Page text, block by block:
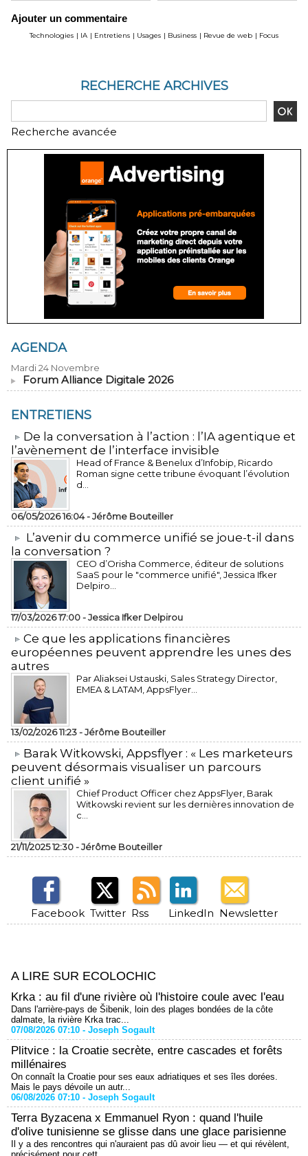
Ajouter un commentaire
Technologies | IA | Entretiens | Usages | Business | Revue de web | Focus
RECHERCHE ARCHIVES
Recherche avancée
AGENDA
Mardi 24 Novembre
Forum Alliance Digitale 2026
ENTRETIENS
​De la conversation à l’action : l’IA agentique et
l’avènement de l’interface invisible
Head of France & Benelux d’Infobip, Ricardo
Roman signe cette tribune évoquant l’évolution
d...
06/05/2026 16:04 -Jérôme Bouteiller
L’avenir du commerce unifié se joue-t-il dans
la conversation ?
CEO d’Orisha Commerce, éditeur de solutions
SaaS pour le "commerce unifié", Jessica Ifker
Delpiro...
17/03/2026 17:00 -Jessica Ifker Delpirou
​Ce que les applications financières
européennes peuvent apprendre les unes des
autres
Par Aliaksei Ustauski, Sales Strategy Director,
EMEA & LATAM, AppsFlyer...
13/02/2026 11:23 -Jérôme Bouteiller
​Barak Witkowski, Appsflyer : « Les marketeurs
peuvent désormais visualiser un parcours
client unifié »
Chief Product Officer chez AppsFlyer, ​Barak
Witkowski revient sur les dernières innovation de
c...
21/11/2025 12:30 -Jérôme Bouteiller
Facebook Twitter Rss LinkedIn Newsletter
A LIRE SUR ECOLOCHIC
Krka : au fil d'une rivière où l'histoire coule avec l'eau
Dans l'arrière-pays de Šibenik, loin des plages bondées de la côte
dalmate, la rivière Krka trac...
07/08/2026 07:10 - Joseph Sogault
Plitvice : la Croatie secrète, entre cascades et forêts
millénaires
On connaît la Croatie pour ses eaux adriatiques et ses îles dorées.
Mais le pays dévoile un autr...
06/08/2026 07:10 - Joseph Sogault
Terra Byzacena x Emmanuel Ryon : quand l'huile
d'olive tunisienne se glisse dans une glace parisienne
Il y a des rencontres qui n'auraient pas dû avoir lieu — et qui révèlent,